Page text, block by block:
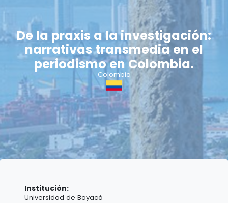
De la praxis a la investigación:
narrativas transmedia en el
periodismo en Colombia.
Colombia
Institución:
Universidad de Boyacá